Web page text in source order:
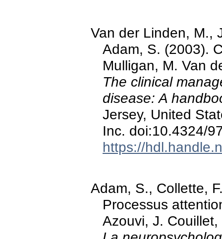
Van der Linden, M.,
Adam, S. (2003).
Mulligan, M. Van
The clinical
disease: A
Jersey, United
Inc. doi:10.4324/
https://
Adam, S., Collette,
Processus
Azouvi, J.